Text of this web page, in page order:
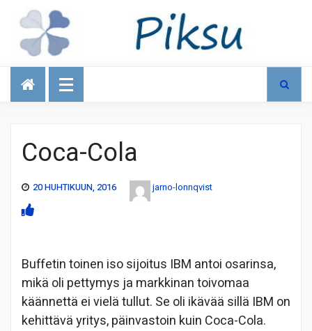
Talous
Coca-Cola
20 HUHTIKUUN, 2016 jarno-lonnqvist
Buffetin toinen iso sijoitus IBM antoi osarinsa,
mikä oli pettymys ja markkinan toivomaa
käännettä ei vielä tullut. Se oli ikävää sillä IBM on
kehittävä yritys, päinvastoin kuin Coca-Cola.